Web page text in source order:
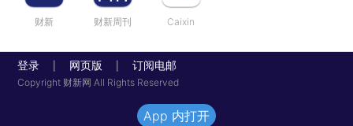
财新 财新周刊 Caixin
登录 网页版 订阅电邮
Copyright 财新网 All Rights Reserved
App 内打开